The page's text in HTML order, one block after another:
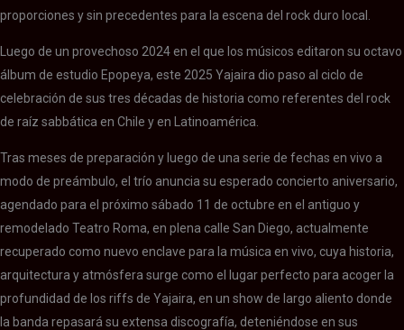
proporciones y sin precedentes para la escena del rock duro local.
Luego de un provechoso 2024 en el que los músicos editaron su octavo
álbum de estudio Epopeya, este 2025 Yajaira dio paso al ciclo de
celebración de sus tres décadas de historia como referentes del rock
de raíz sabbática en Chile y en Latinoamérica.
Tras meses de preparación y luego de una serie de fechas en vivo a
modo de preámbulo, el trío anuncia su esperado concierto aniversario,
agendado para el próximo sábado 11 de octubre en el antiguo y
remodelado Teatro Roma, en plena calle San Diego, actualmente
recuperado como nuevo enclave para la música en vivo, cuya historia,
arquitectura y atmósfera surge como el lugar perfecto para acoger la
profundidad de los riffs de Yajaira, en un show de largo aliento donde
la banda repasará su extensa discografía, deteniéndose en sus